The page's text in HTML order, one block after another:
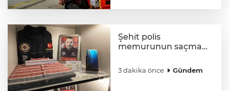
Şehit polis
memurunun saçma
müzede görenleri
duygulandırıyor
3 dakika önce Gündem